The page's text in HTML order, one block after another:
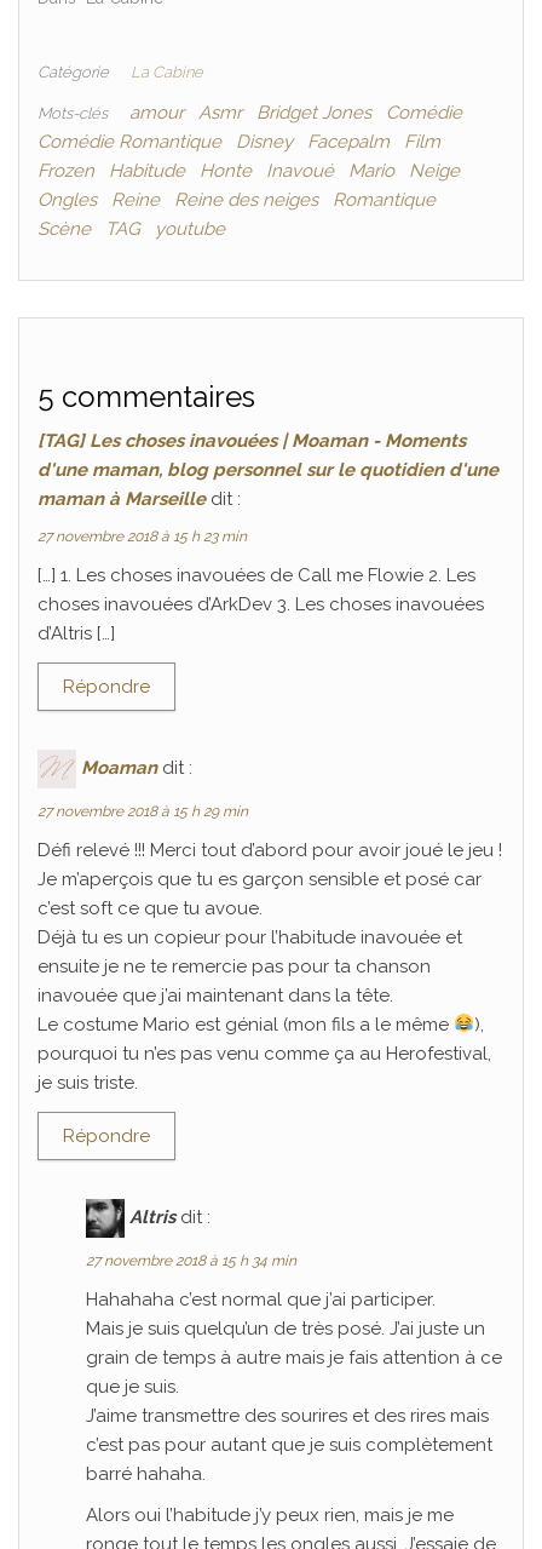
Catégorie La Cabine
Mots-clés amour Asmr Bridget Jones
Comédie
Comédie Romantique
Disney Facepalm
Film
Frozen
Habitude Honte Inavoué Mario
Neige
Ongles
Reine Reine des neiges
Romantique
Scène
TAG youtube
5 commentaires
[TAG] Les choses inavouées | Moaman - Moments
d'une maman, blog personnel sur le quotidien d'une
maman à Marseille dit :
27 novembre 2018 à 15 h 23 min
[…] 1. Les choses inavouées de Call me Flowie 2. Les
choses inavouées d’ArkDev 3. Les choses inavouées
d’Altris […]
Répondre
Moaman dit :
27 novembre 2018 à 15 h 29 min
Défi relevé !!! Merci tout d’abord pour avoir joué le jeu !
Je m’aperçois que tu es garçon sensible et posé car
c’est soft ce que tu avoue.
Déjà tu es un copieur pour l’habitude inavouée et
ensuite je ne te remercie pas pour ta chanson
inavouée que j’ai maintenant dans la tête.
Le costume Mario est génial (mon fils a le même
),
pourquoi tu n’es pas venu comme ça au Herofestival,
je suis triste.
Répondre
Altris dit :
27 novembre 2018 à 15 h 34 min
Hahahaha c’est normal que j’ai participer.
Mais je suis quelqu’un de très posé. J’ai juste un
grain de temps à autre mais je fais attention à ce
que je suis.
J’aime transmettre des sourires et des rires mais
c’est pas pour autant que je suis complètement
barré hahaha.
Alors oui l’habitude j’y peux rien, mais je me
ronge tout le temps les ongles aussi. J’essaie de